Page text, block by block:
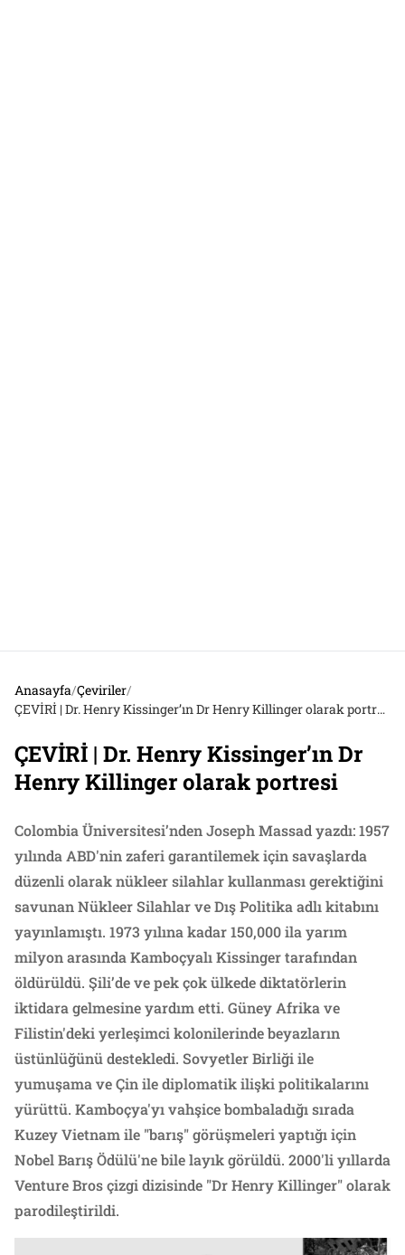
Anasayfa/Çeviriler/
ÇEVİRİ | Dr. Henry Kissinger’ın Dr Henry Killinger olarak portresi
ÇEVİRİ | Dr. Henry Kissinger’ın Dr
Henry Killinger olarak portresi
Colombia Üniversitesi’nden Joseph Massad yazdı: 1957
yılında ABD'nin zaferi garantilemek için savaşlarda
düzenli olarak nükleer silahlar kullanması gerektiğini
savunan Nükleer Silahlar ve Dış Politika adlı kitabını
yayınlamıştı. 1973 yılına kadar 150,000 ila yarım
milyon arasında Kamboçyalı Kissinger tarafından
öldürüldü. Şili’de ve pek çok ülkede diktatörlerin
iktidara gelmesine yardım etti. Güney Afrika ve
Filistin'deki yerleşimci kolonilerinde beyazların
üstünlüğünü destekledi. Sovyetler Birliği ile
yumuşama ve Çin ile diplomatik ilişki politikalarını
yürüttü. Kamboçya'yı vahşice bombaladığı sırada
Kuzey Vietnam ile "barış" görüşmeleri yaptığı için
Nobel Barış Ödülü'ne bile layık görüldü. 2000'li yıllarda
Venture Bros çizgi dizisinde "Dr Henry Killinger" olarak
parodileştirildi.